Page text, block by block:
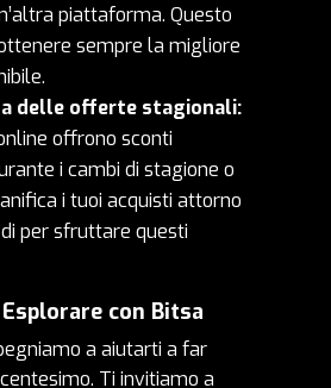
piattaforma. Questo
sempre la migliore
delle offerte stagionali:
offrono sconti
i cambi di stagione o
i tuoi acquisti attorno
per sfruttare questi
con Bitsa
a aiutarti a far
Ti invitiamo a